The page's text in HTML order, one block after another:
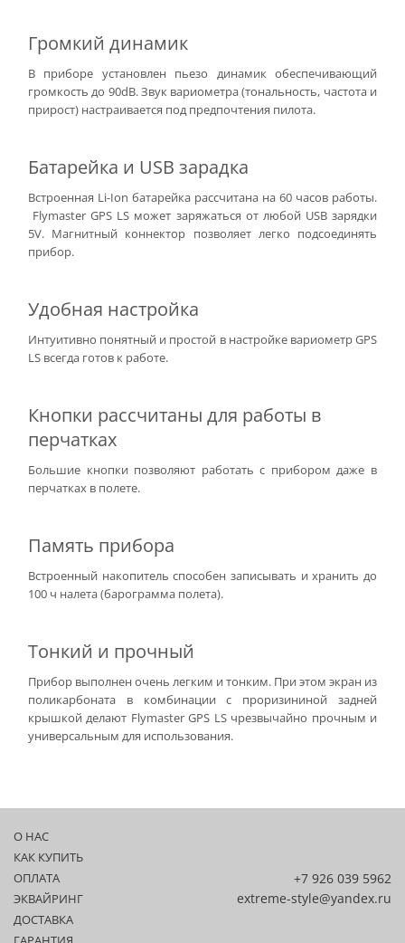
Громкий динамик
В приборе установлен пьезо динамик обеспечивающий
громкость до 90dB. Звук вариометра (тональность, частота и
прирост) настраивается под предпочтения пилота.
Батарейка и USB зарадка
Встроенная Li-Ion батарейка рассчитана на 60 часов работы.
Flymaster GPS LS может заряжаться от любой USB зарядки
5V. Магнитный коннектор позволяет легко подсоединять
прибор.
Удобная настройка
Интуитивно понятный и простой в настройке вариометр GPS
LS всегда готов к работе.
Кнопки рассчитаны для работы в
перчатках
Большие кнопки позволяют работать с прибором даже в
перчатках в полете.
Память прибора
Встроенный накопитель способен записывать и хранить до
100 ч налета (барограмма полета).
Тонкий и прочный
Прибор выполнен очень легким и тонким. При этом экран из
поликарбоната в комбинации с проризининой задней
крышкой делают Flymaster GPS LS чрезвычайно прочным и
универсальным для использования.
О НАС
КАК КУПИТЬ
ОПЛАТА
ЭКВАЙРИНГ
ДОСТАВКА
+7 926 039 5962
extreme-style@yandex.ru